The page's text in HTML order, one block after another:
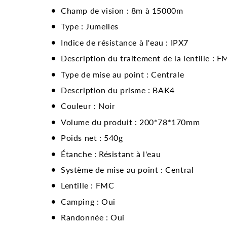
Champ de vision : 8m à 15000m
Type : Jumelles
Indice de résistance à l'eau : IPX7
Description du traitement de la lentille :
Type de mise au point : Centrale
Description du prisme : BAK4
Couleur : Noir
Volume du produit : 200*78*170mm
Poids net : 540g
Étanche : Résistant à l'eau
Système de mise au point : Central
Lentille : FMC
Camping : Oui
Randonnée : Oui